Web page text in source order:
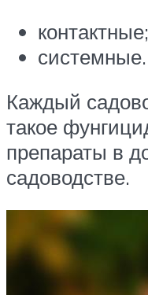
контактные;
системные.
Каждый
такое
препараты в
садоводстве.